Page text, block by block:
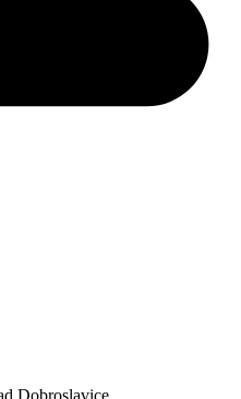
Dobroslavice